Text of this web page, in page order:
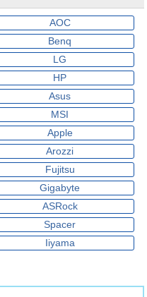
AOC
Benq
LG
HP
Asus
MSI
Apple
Arozzi
Fujitsu
Gigabyte
ASRock
Spacer
Iiyama